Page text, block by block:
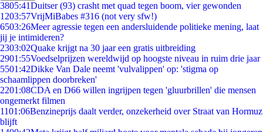
3805:41Duitser (93) crasht met quad tegen boom, vier gewonden
1203:57VrijMiBabes #316 (not very sfw!)
6503:26Meer agressie tegen een andersluidende politieke mening, laat
jij je intimideren?
2303:02Quake krijgt na 30 jaar een gratis uitbreiding
2901:55Voedselprijzen wereldwijd op hoogste niveau in ruim drie jaar
5501:42Dikke Van Dale neemt 'vulvalippen' op: 'stigma op
schaamlippen doorbreken'
2201:08CDA en D66 willen ingrijpen tegen 'gluurbrillen' die mensen
ongemerkt filmen
1101:06Benzineprijs daalt verder, onzekerheid over Straat van Hormuz
blijft